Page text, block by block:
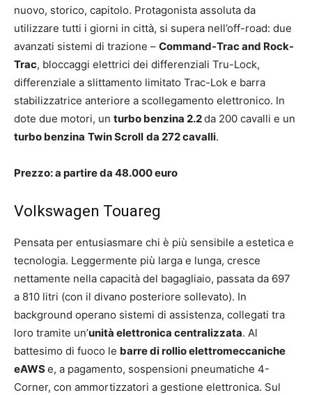
nuovo, storico, capitolo. Protagonista assoluta da
utilizzare tutti i giorni in città, si supera nell’off-road: due
avanzati sistemi di trazione – Command-Trac and Rock-
Trac, bloccaggi elettrici dei differenziali Tru-Lock,
differenziale a slittamento limitato Trac-Lok e barra
stabilizzatrice anteriore a scollegamento elettronico. In
dote due motori, un turbo benzina 2.2da 200 cavalli e un
turbo benzina Twin Scroll da 272 cavalli.
Prezzo: a partire da 48.000 euro
Volkswagen Touareg
Pensata per entusiasmare chi è più sensibile a estetica e
tecnologia. Leggermente più larga e lunga, cresce
nettamente nella capacità del bagagliaio, passata da 697
a 810 litri (con il divano posteriore sollevato). In
background operano sistemi di assistenza, collegati tra
loro tramite un’unità elettronica centralizzata. Al
battesimo di fuoco le barre di rollio elettromeccaniche
eAWSe, a pagamento, sospensioni pneumatiche 4-
Corner, con ammortizzatori a gestione elettronica. Sul